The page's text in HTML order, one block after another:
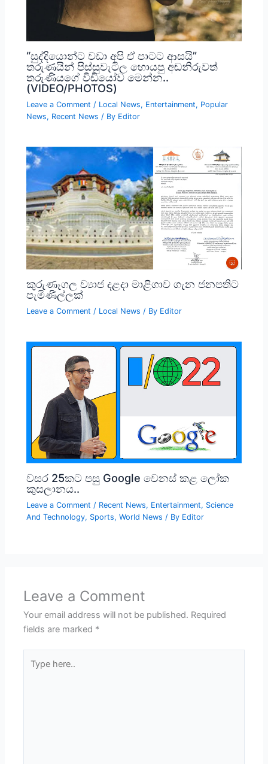
“සුද්දියොන්ට වඩා අපි ඒ පාටට ආසයි”
තරුණයින් පිස්සුවැටිල හොයපු අඬනිරුවත්
තරුණියගේ වීඩියෝව මෙන්න..
(VIDEO/PHOTOS)
Leave a Comment / Local News, Entertainment, Popular
News, Recent News / By Editor
කුරුණෑගල ව්‍යාජ දළදා මාළිගාව ගැන ජනපතිට
පැමිණිල්ලක්
Leave a Comment / Local News / By Editor
වසර 25කට පසු Google වෙනස් කළ ලෝක
කුසලානය..
Leave a Comment / Recent News, Entertainment, Science
And Technology, Sports,World News / By Editor
Leave a Comment
Your email address will not be published. Required
fields are marked *
here..